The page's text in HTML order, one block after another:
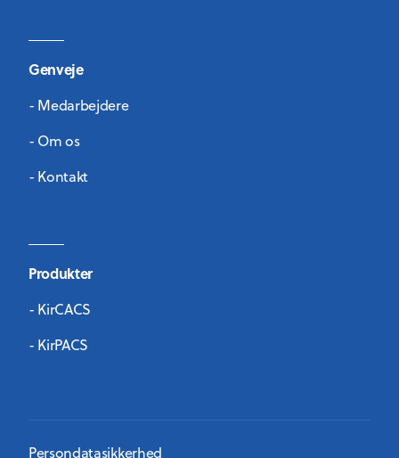
Genveje
- Medarbejdere
- Om os
- Kontakt
Produkter
- KirCACS
- KirPACS
Persondatasikkerhed